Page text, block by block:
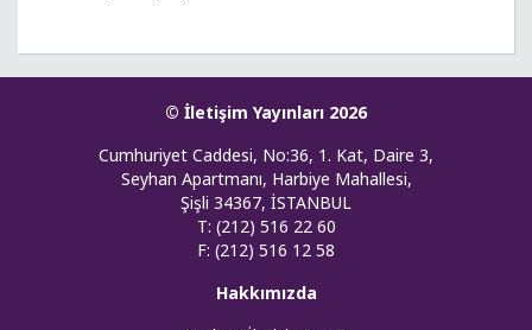
© İletişim Yayınları 2026
Cumhuriyet Caddesi, No:36, 1. Kat, Daire 3,
Seyhan Apartmanı, Harbiye Mahallesi,
Şişli 34367, İSTANBUL
T: (212) 516 22 60
F: (212) 516 12 58
Hakkımızda